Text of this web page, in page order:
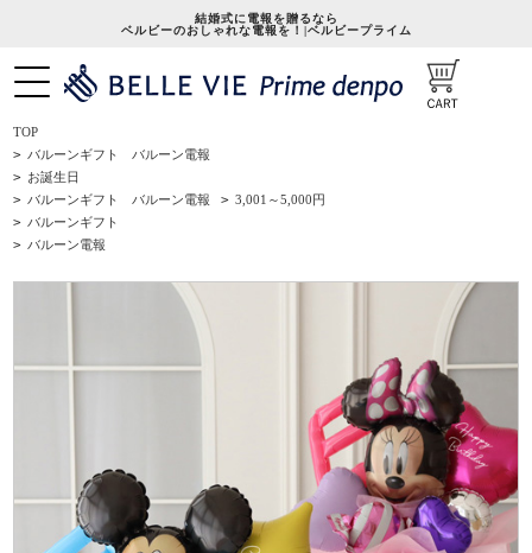
結婚式に電報を贈るなら
ベルビーのおしゃれな電報を！|ベルビープライム
TOP
> バルーンギフト バルーン電報
> お誕生日
> バルーンギフト バルーン電報 > 3,001～5,000円
> バルーンギフト
> バルーン電報